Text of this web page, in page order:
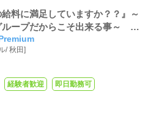
給料に満足していますか？？』～
ループだからこそ出来る事～ 月
200万over
/秋田]
経験者歓迎 即日勤務可